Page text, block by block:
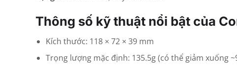
Thông số kỹ thuật nổi bật của
Kích thước: 118 × 72 × 39 mm
Trọng lượng mặc định: 135.5g (có thể giảm xuống